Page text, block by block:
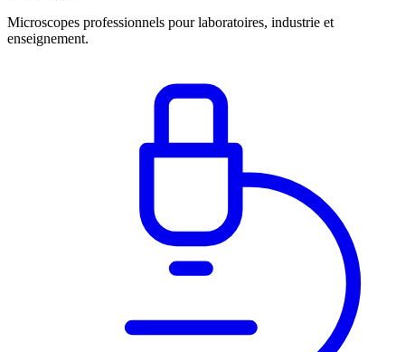
Microscopes professionnels pour laboratoires, industrie et
enseignement.